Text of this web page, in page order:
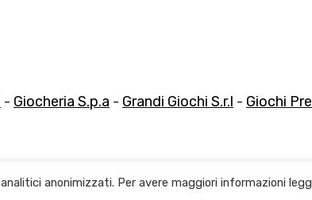
- Giocheria S.p.a - Grandi Giochi S.r.l - Giochi
anonimizzati. Per avere maggiori informazioni